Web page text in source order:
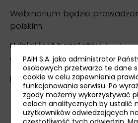
Webinarium będzie
polskim.
Udział jest bezpłatny.Liczba
ograniczona.
Partner wydarzenia:
PAIH S.A. jako administrator
osobowych przetwarza te dane
cookie w celu zapewnienia
funkcjonowania serwisu. Po
zgody możemy wykorzystywać
celach analitycznych by ustalić
użytkowników odwiedzających